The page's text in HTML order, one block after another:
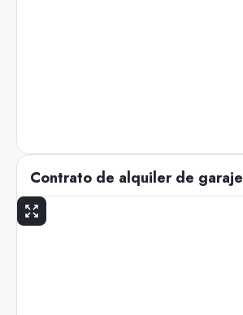
Contrato de alquiler de garaje